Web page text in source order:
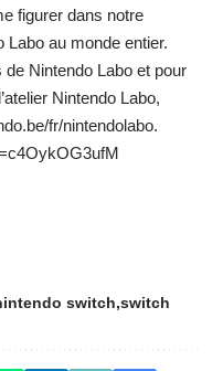
figurer dans notre
au monde entier.
Nintendo Labo et pour
Nintendo Labo,
fr/nintendolabo.
switch switch